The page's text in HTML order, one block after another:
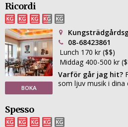
Ricordi
BOKA
08-68423861
Lunch 170 kr ($$)
Middag 400-500 kr
Varför går jag hit?
som ljuv musik i dina
Spesso